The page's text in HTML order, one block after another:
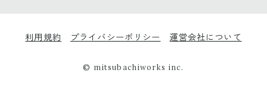
利用規約 プライバシーポリシー 運営会社について
© mitsubachiworks inc.